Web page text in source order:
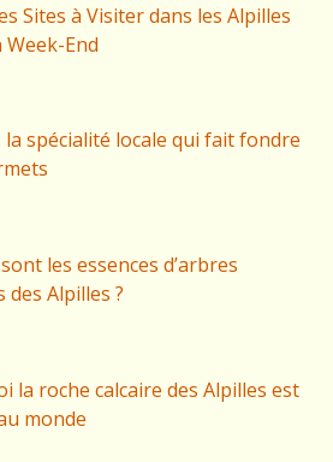
Sites à Visiter dans les Alpilles
End
la spécialité locale qui fait fondre
les essences d’arbres
des Alpilles ?
la roche calcaire des Alpilles est
monde